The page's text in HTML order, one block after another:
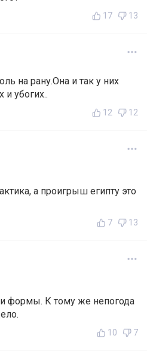
17 13
на рану.Она и так у них
и убогих..
12 12
а проигрыш египту это
7 13
формы. К тому же непогода
10 7